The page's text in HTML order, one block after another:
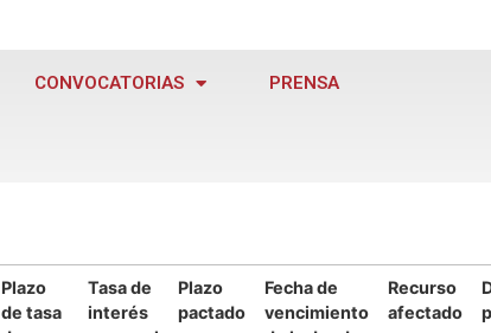
CONVOCATORIAS PRENSA
Plazo
de tasa
Tasa de
interés
Plazo
pactado
Fecha de
vencimiento
Recurso
afectado